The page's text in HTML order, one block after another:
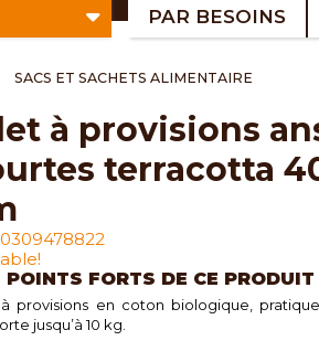
PAR BESOINS
SACS ET SACHETS ALIMENTAIRE
terracotta
POINTS FORTS DE CE PRODUIT
provisions en coton biologique,
jusqu’à 10 kg.